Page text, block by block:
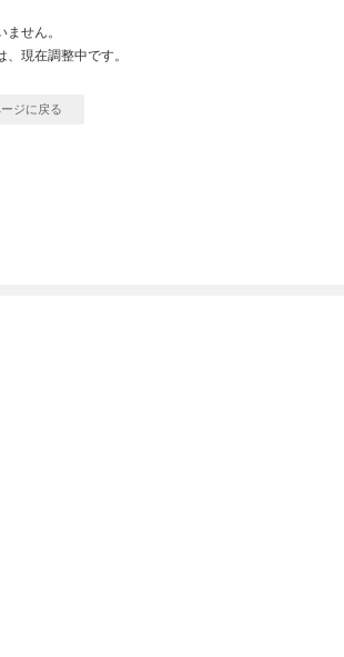
せん。
、現在調整中です。
ージに戻る